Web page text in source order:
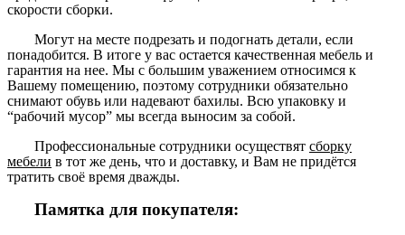
скорости сборки.
Могут на месте подрезать и подогнать детали, если
понадобится. В итоге у вас остается качественная мебель и
гарантия на нее. Мы с большим уважением относимся к
Вашему помещению, поэтому сотрудники обязательно
снимают обувь или надевают бахилы. Всю упаковку и
“рабочий мусор” мы всегда выносим за собой.
Профессиональные сотрудники осуществят сборку
мебели в тот же день, что и доставку, и Вам не придётся
тратить своё время дважды.
Памятка для покупателя: